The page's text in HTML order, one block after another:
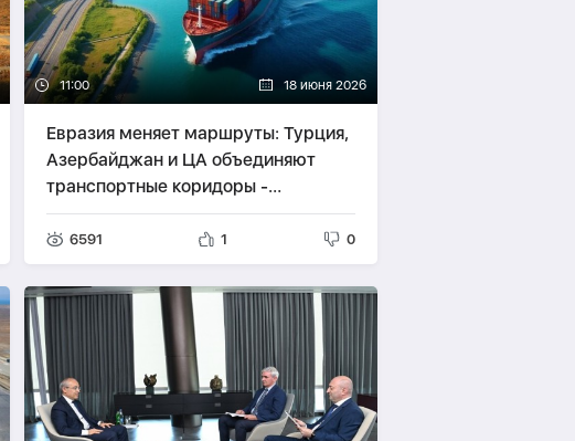
11:00 18 июня 2026
Евразия меняет маршруты: Турция,
Азербайджан и ЦА объединяют
транспортные коридоры -
АНАЛИТИКА
6591 1 0